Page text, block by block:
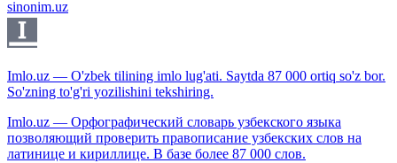
sinonim.uz
Imlo.uz — O'zbek tilining imlo lug'ati. Saytda 87 000 ortiq so'z bor.
So'zning to'g'ri yozilishini tekshiring.
Imlo.uz — Орфографический словарь узбекского языка
позволяющий проверить правописание узбекских слов на
латинице и кириллице. В базе более 87 000 слов.